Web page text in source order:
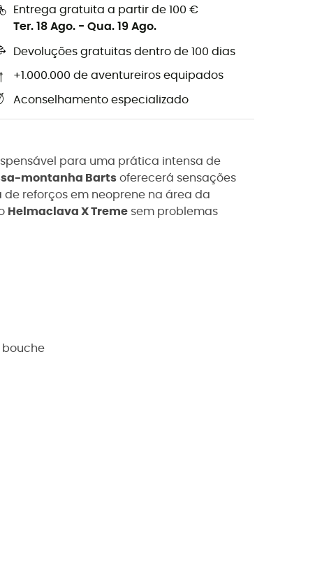
Entrega gratuita a partir de 100 €
Ter. 18 Ago. - Qua. 19 Ago.
Devoluções gratuitas dentro de 100 dias
+1.000.000 de aventureiros equipados
Aconselhamento especializado
para uma prática intensa de
montanha Barts oferecerá sensações
de reforços em neoprene na área da
Helmaclava X Treme sem problemas
bouche